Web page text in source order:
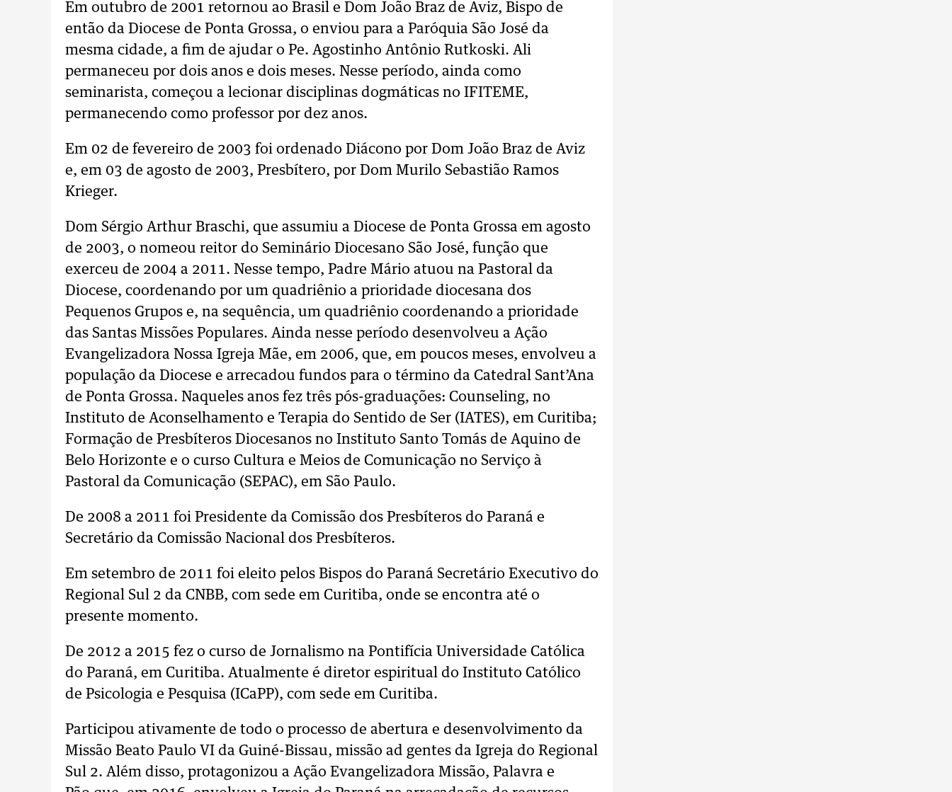
Em outubro de 2001 retornou ao Brasil e Dom João Braz de Aviz, Bispo de
então da Diocese de Ponta Grossa, o enviou para a Paróquia São José da
mesma cidade, a fim de ajudar o Pe. Agostinho Antônio Rutkoski. Ali
permaneceu por dois anos e dois meses. Nesse período, ainda como
seminarista, começou a lecionar disciplinas dogmáticas no IFITEME,
permanecendo como professor por dez anos.
Em 02 de fevereiro de 2003 foi ordenado Diácono por Dom João Braz de Aviz
e, em 03 de agosto de 2003, Presbítero, por Dom Murilo Sebastião Ramos
Krieger.
Dom Sérgio Arthur Braschi, que assumiu a Diocese de Ponta Grossa em agosto
de 2003, o nomeou reitor do Seminário Diocesano São José, função que
exerceu de 2004 a 2011. Nesse tempo, Padre Mário atuou na Pastoral da
Diocese, coordenando por um quadriênio a prioridade diocesana dos
Pequenos Grupos e, na sequência, um quadriênio coordenando a prioridade
das Santas Missões Populares. Ainda nesse período desenvolveu a Ação
Evangelizadora Nossa Igreja Mãe, em 2006, que, em poucos meses, envolveu a
população da Diocese e arrecadou fundos para o término da Catedral Sant’Ana
de Ponta Grossa. Naqueles anos fez três pós-graduações: Counseling, no
Instituto de Aconselhamento e Terapia do Sentido de Ser (IATES), em Curitiba;
Formação de Presbíteros Diocesanos no Instituto Santo Tomás de Aquino de
Belo Horizonte e o curso Cultura e Meios de Comunicação no Serviço à
Pastoral da Comunicação (SEPAC), em São Paulo.
De 2008 a 2011 foi Presidente da Comissão dos Presbíteros do Paraná e
Secretário da Comissão Nacional dos Presbíteros.
Em setembro de 2011 foi eleito pelos Bispos do Paraná Secretário Executivo do
Regional Sul 2 da CNBB, com sede em Curitiba, onde se encontra até o
presente momento.
De 2012 a 2015 fez o curso de Jornalismo na Pontifícia Universidade Católica
do Paraná, em Curitiba. Atualmente é diretor espiritual do Instituto Católico
de Psicologia e Pesquisa (ICaPP), com sede em Curitiba.
Participou ativamente de todo o processo de abertura e desenvolvimento da
Missão Beato Paulo VI da Guiné-Bissau, missão ad gentes da Igreja do Regional
Sul 2. Além disso, protagonizou a Ação Evangelizadora Missão, Palavra e